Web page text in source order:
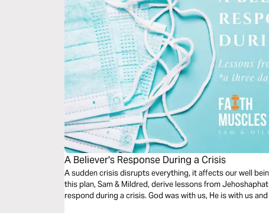
A Believer's Response During a Crisis
A sudden crisis disrupts everything, it affects our well
this plan, Sam & Mildred, derive lessons from
respond during a crisis. God was with us, He is with us